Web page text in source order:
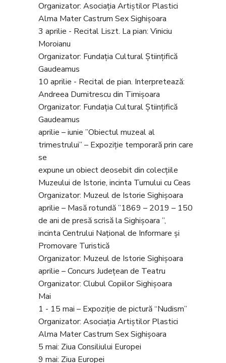
Organizator: Asociația Artiștilor Plastici
Alma Mater Castrum Sex Sighișoara
3 aprilie - Recital Liszt. La pian: Viniciu
Moroianu
Organizator: Fundația Cultural Științifică
Gaudeamus
10 aprilie - Recital de pian. Interpretează:
Andreea Dumitrescu din Timișoara
Organizator: Fundația Cultural Științifică
Gaudeamus
aprilie – iunie ”Obiectul muzeal al
trimestrului” – Expoziție temporară prin care
se
expune un obiect deosebit din colecțiile
Muzeului de Istorie, incinta Turnului cu Ceas
Organizator: Muzeul de Istorie Sighișoara
aprilie – Masă rotundă ”1869 – 2019 – 150
de ani de presă scrisă la Sighișoara ”,
incinta Centrului Național de Informare și
Promovare Turistică
Organizator: Muzeul de Istorie Sighișoara
aprilie – Concurs Județean de Teatru
Organizator: Clubul Copiilor Sighișoara
Mai
1 - 15 mai – Expoziție de pictură “Nudism”
Organizator: Asociația Artiștilor Plastici
Alma Mater Castrum Sex Sighișoara
5 mai: Ziua Consiliului Europei
9 mai: Ziua Europei